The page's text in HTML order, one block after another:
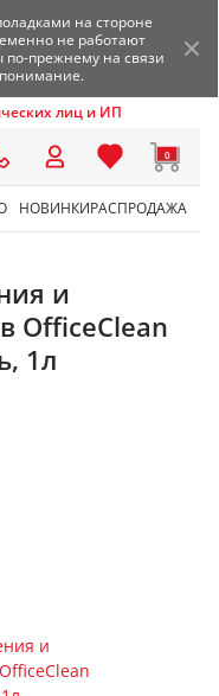
на стороне
не работают
прежнему на связи
лиц и ИП
0
НОВИНКИРАСПРОДАЖА
и
OfficeClean
1л